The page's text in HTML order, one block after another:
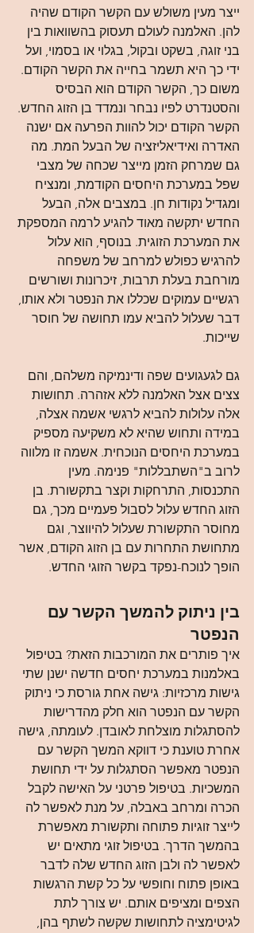
ייצר מעין משולש עם הקשר הקודם שהיה
להן. האלמנה לעולם תעסוק בהשוואות בין
בני זוגה, בשקט ובקול, בגלוי או בסמוי, ועל
ידי כך היא תשמר בחייה את הקשר הקודם.
משום כך, הקשר הקודם הוא הבסיס
והסטנדרט לפיו נבחר ונמדד בן הזוג החדש.
הקשר הקודם יכול להוות הפרעה אם ישנה
האדרה ואידיאליזציה של הבעל המת. מה
גם שמרחק הזמן מייצר שכחה של מצבי
שפל במערכת היחסים הקודמת, ומנציח
ומגדיל נקודות חן. במצבים אלה, הבעל
החדש יתקשה מאוד להגיע לרמה המספקת
את המערכת הזוגית. בנוסף, הוא עלול
להרגיש כפולש למרחב של משפחה
מורחבת בעלת תרבות, זיכרונות ושורשים
רגשיים עמוקים שכללו את הנפטר ולא אותו,
דבר שעלול להביא עמו תחושה של חוסר
שייכות.
גם לגעגועים שפה ודינמיקה משלהם, והם
צצים אצל האלמנה ללא אזהרה. תחושות
אלה עלולות להביא לרגשי אשמה אצלה,
במידה ותחוש שהיא לא משקיעה מספיק
במערכת היחסים הנוכחית. אשמה זו מלווה
לרוב ב"השתבללות" פנימה. מעין
התכנסות, התרחקות וקצר בתקשורת. בן
הזוג החדש עלול לסבול פעמיים מכך, גם
מחוסר התקשורת שעלול להיווצר, וגם
מתחושת התחרות עם בן הזוג הקודם, אשר
הופך לנוכח-נפקד בקשר הזוגי החדש.
בין ניתוק להמשך הקשר עם
הנפטר
איך פותרים את המורכבות הזאת? בטיפול
באלמנות במערכת יחסים חדשה ישנן שתי
גישות מרכזיות: גישה אחת גורסת כי ניתוק
הקשר עם הנפטר הוא חלק מהדרישות
להסתגלות מוצלחת לאובדן. לעומתה, גישה
אחרת טוענת כי דווקא המשך הקשר עם
הנפטר מאפשר הסתגלות על ידי תחושת
המשכיות. בטיפול פרטני על האישה לקבל
הכרה ומרחב באבלה, על מנת לאפשר לה
לייצר זוגיות פתוחה ותקשורת מאפשרת
בהמשך הדרך. בטיפול זוגי מתאים יש
לאפשר לה ולבן הזוג החדש שלה לדבר
באופן פתוח וחופשי על כל קשת הרגשות
הצפים ומציפים אותם. יש צורך לתת
לגיטימציה לתחושות שקשה לשתף בהן,